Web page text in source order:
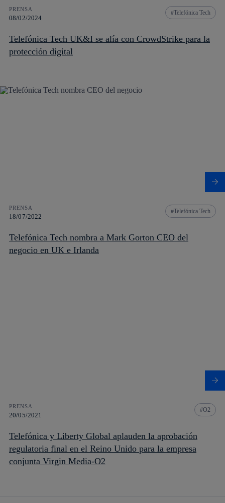
PRENSA
08/02/2024
Telefónica Tech
Telefónica Tech UK&I se alía con CrowdStrike para la
protección digital
PRENSA
18/07/2022
Telefónica Tech
Telefónica Tech nombra a Mark Gorton CEO del
negocio en UK e Irlanda
PRENSA
20/05/2021
O2
Telefónica y Liberty Global aplauden la aprobación
regulatoria final en el Reino Unido para la empresa
conjunta Virgin Media-O2